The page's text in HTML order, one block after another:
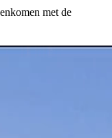
met de